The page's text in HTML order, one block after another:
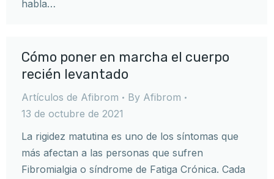
habla…
Cómo poner en marcha el cuerpo
recién levantado
Artículos de Afibrom By Afibrom
13 de octubre de 2021
La rigidez matutina es uno de los síntomas que
más afectan a las personas que sufren
Fibromialgia o síndrome de Fatiga Crónica. Cada